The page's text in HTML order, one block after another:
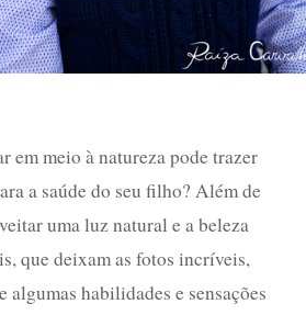
em meio à natureza pode trazer
a saúde do seu filho? Além de
uma luz natural e a beleza
que deixam as fotos incríveis,
algumas habilidades e sensações